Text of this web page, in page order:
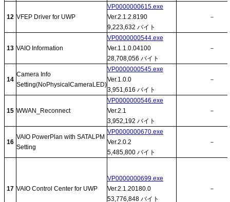
12 VFEP Driver for UWP
VP0000000615.exe
Ver.2.1.2.8190
9,223,632 バイト
－
13 VAIO Information
VP0000000544.exe
Ver.1.1.0.04100
28,708,056 バイト
－
14
Camera Info
Setting(NoPhysicalCameraLED)
VP0000000545.exe
Ver.1.0.0
3,951,616 バイト
－
15 WWAN_Reconnect
VP0000000546.exe
Ver.2.1
3,952,192 バイト
－
16
VAIO PowerPlan with SATALPM
Setting
VP0000000670.exe
Ver.2.0.2
5,485,800 バイト
－
17 VAIO Control Center for UWP
VP0000000699.exe
Ver.2.1.20180.0
53,776,848 バイト
－